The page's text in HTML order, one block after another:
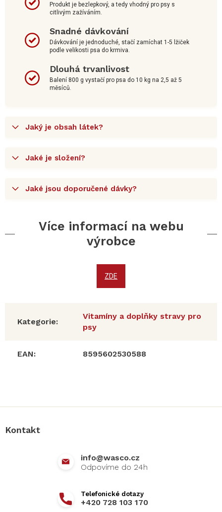
Produkt je bezlepkový, a tedy vhodný pro psy s
citlivým zažíváním.
Snadné dávkování
Dávkování je jednoduché, stačí zamíchat 1-5 lžiček
podle velikosti psa do krmiva.
Dlouhá trvanlivost
Balení 800 g vystačí pro psa do 10 kg na 2,5 až 5
měsíců.
Jaký je obsah látek?
Jaké je složení?
Jaké jsou doporučené dávky?
Více informací na webu
výrobce
ZDE
Kategorie:
Vitamíny a doplňky stravy pro
psy
EAN: 8595602530588
Kontakt
info@wasco.cz
+420 728 103 170